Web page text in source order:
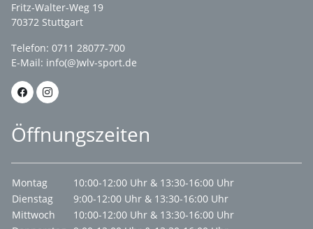
Fritz-Walter-Weg 19
70372 Stuttgart
Telefon: 0711 28077-700
E-Mail: info(@)wlv-sport.de
Öffnungszeiten
Montag
10:00-12:00 Uhr & 13:30-16:00 Uhr
Dienstag
9:00-12:00 Uhr & 13:30-16:00 Uhr
Mittwoch
10:00-12:00 Uhr & 13:30-16:00 Uhr